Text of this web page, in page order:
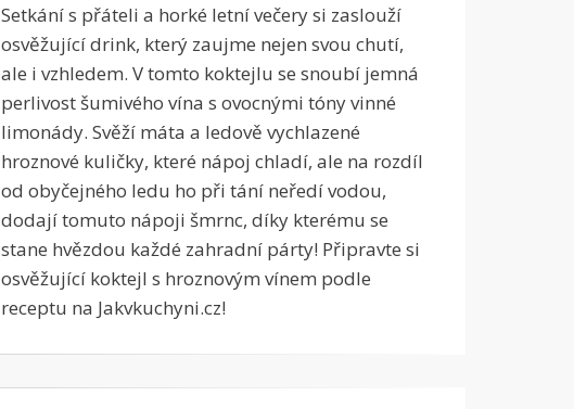
Setkání s přáteli a horké letní večery si zaslouží
osvěžující drink, který zaujme nejen svou chutí,
ale i vzhledem. V tomto koktejlu se snoubí jemná
perlivost šumivého vína s ovocnými tóny vinné
limonády. Svěží máta a ledově vychlazené
hroznové kuličky, které nápoj chladí, ale na rozdíl
od obyčejného ledu ho při tání neředí vodou,
dodají tomuto nápoji šmrnc, díky kterému se
stane hvězdou každé zahradní párty! Připravte si
osvěžující koktejl s hroznovým vínem podle
receptu na Jakvkuchyni.cz!